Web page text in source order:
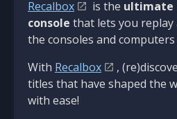
Recalbox is the ultimate
console that lets you
the consoles and
With Recalbox
,
titles that have shaped the
with ease!